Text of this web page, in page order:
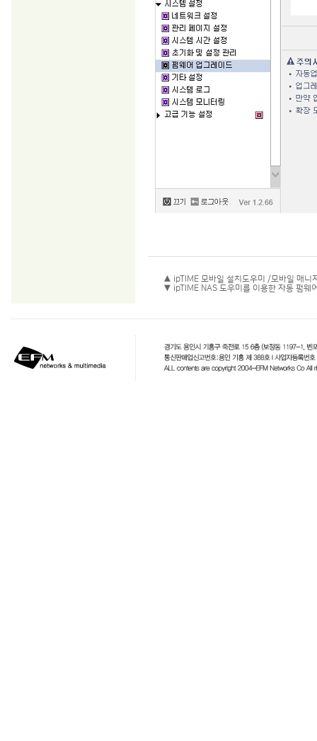
▲ ipTIME 모바일 설치도우미 /모바일 매니
▼ ipTIME NAS 도우미를 이용한 자동 펌웨